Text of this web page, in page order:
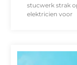
stucwerk strak
elektricien voor